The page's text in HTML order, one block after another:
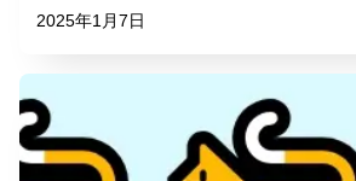
2025年1月7日